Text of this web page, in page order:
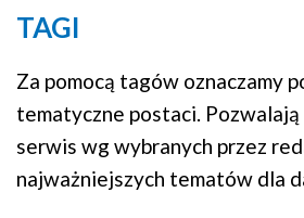
TAGI
Za pomocą tagów oznaczamy
tematyczne postaci.
serwis wg wybranych przez
najważniejszych tematów dla